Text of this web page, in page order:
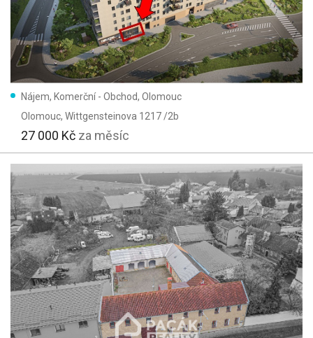
Nájem, Komerční - Obchod, Olomouc
Olomouc, Wittgensteinova 1217 /2b
27 000 Kč za měsíc